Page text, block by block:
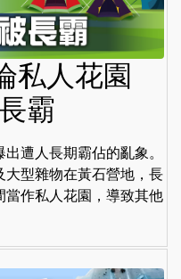
私人花園
霸
遭人長期霸佔的亂象。
型雜物在黃石營地，長
當作私人花園，導致其他